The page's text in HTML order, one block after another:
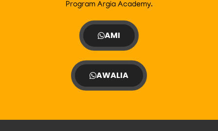
Program Argia Academy.
AMI
AWALIA